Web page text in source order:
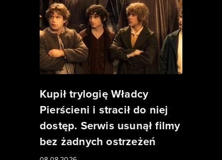
Kupił trylogię Władcy
Pierścieni i stracił do niej
dostęp. Serwis usunął filmy
bez żadnych ostrzeżeń